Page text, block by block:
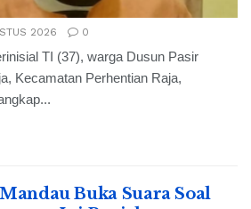
2026 0
TI (37), warga Dusun Pasir
Kecamatan Perhentian Raja,
Buka Suara Soal